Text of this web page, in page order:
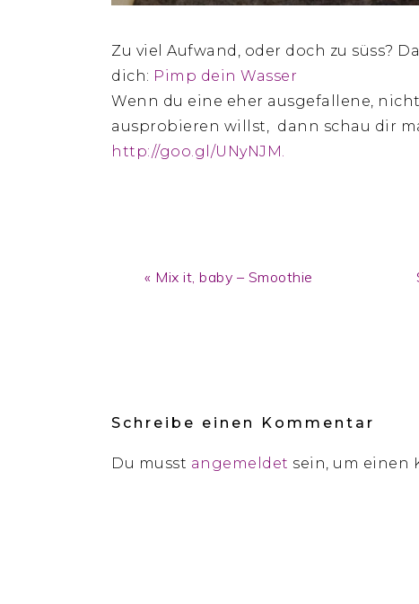
Zu viel Aufwand, oder doch zu süss?
dich: Pimp dein Wasser
Wenn du eine eher ausgefallene,
ausprobieren willst, dann schau dir
http://goo.gl/UNyNJM.
Previous
« Mix it, baby – Smoothie
Schreibe einen Kommentar
Du musst angemeldet sein, um einen